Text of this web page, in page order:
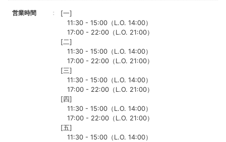
営業時間
[一]
11:30 - 15:00（L.O. 14:00）
17:00 - 22:00（L.O. 21:00）
[二]
11:30 - 15:00（L.O. 14:00）
17:00 - 22:00（L.O. 21:00）
[三]
11:30 - 15:00（L.O. 14:00）
17:00 - 22:00（L.O. 21:00）
[四]
11:30 - 15:00（L.O. 14:00）
17:00 - 22:00（L.O. 21:00）
[五]
11:30 - 15:00（L.O. 14:00）